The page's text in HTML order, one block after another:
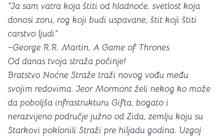
“Ja sam vatra koja štiti od hladnoće, svetlost koja
donosi zoru, rog koji budi uspavane, štit koji štiti
carstvo ljudi“
–George R.R. Martin, A Game of Thrones
Od danas tvoja straža počinje!
Bratstvo Noćne Straže traži novog vođu među
svojim redovima. Jeor Mormont želi nekog ko može
da poboljša infrastrukturu Gifta, bogato i
nerazvijeno područje južno od Zida, zemlju koju su
Starkovi poklonili Straži pre hiljadu godina. Uzgoj